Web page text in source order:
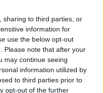
sharing to third parties, or
information for
use the below opt-out
Please note that after your
may continue seeing
information utilized by
to third parties prior to
opt-out of the further
lett a szűk
úti vitából
két halász,